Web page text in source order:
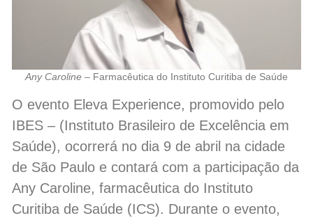
Any Caroline – Farmacêutica do Instituto Curitiba de Saúde
O evento Eleva Experience, promovido pelo
IBES – (Instituto Brasileiro de Excelência em
Saúde), ocorrerá no dia 9 de abril na cidade
de São Paulo e contará com a participação da
Any Caroline, farmacêutica do Instituto
Curitiba de Saúde (ICS). Durante o evento,